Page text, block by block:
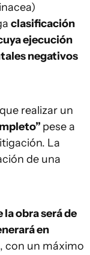
clasificación
ejecución
negativos
realizar un
pese a
La
de una
obra será de
en
, con un máximo